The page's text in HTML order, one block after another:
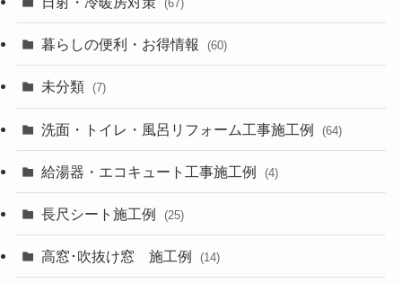
(67)
暮らしの便利・お得情報 (60)
未分類 (7)
洗面・トイレ・風呂リフォーム工事施工例 (64)
給湯器・エコキュート工事施工例 (4)
長尺シート施工例 (25)
高窓･吹抜け窓 施工例 (14)